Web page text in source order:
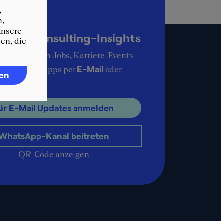
to-date
Consulting-Insights
aktuellsten Jobs, Karriere-Events
Karrieretipps per E-Mail oder
.
E-Mail Updates anmelden
Kanal beitreten
QR-Code anzeigen
die